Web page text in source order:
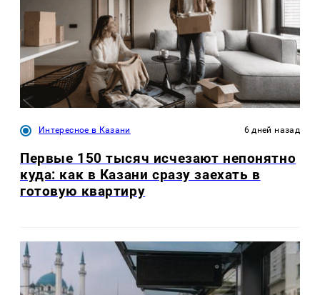
Интересное в Казани 6 дней назад
Первые 150 тысяч исчезают непонятно
куда: как в Казани сразу заехать в
готовую квартиру